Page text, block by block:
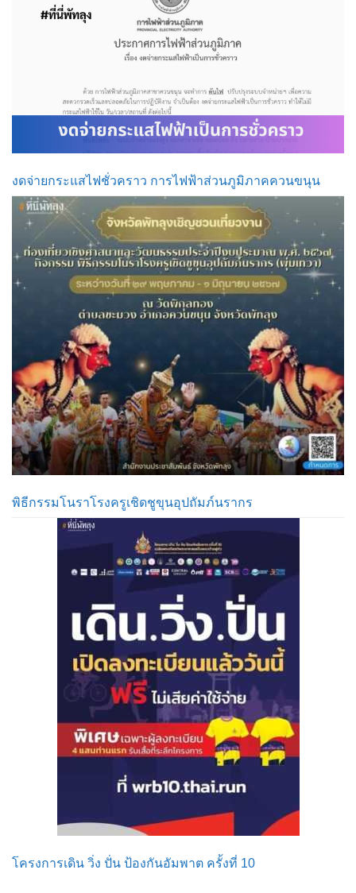
งดจ่ายกระแสไฟชั่วคราว การไฟฟ้าส่วนภูมิภาคควนขนุน
พิธีกรรมโนราโรงครูเชิดชูขุนอุปถัมภ์นรากร
โครงการเดิน วิ่ง ปั่น ป้องกันอัมพาต ครั้งที่ 10